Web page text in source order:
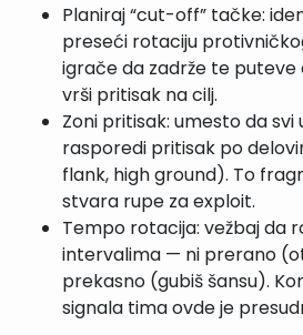
Planiraj “cut-off” tačke:
preseći rotaciju
igrače da zadrže te
vrši pritisak na cilj.
Zoni pritisak: umesto da svi
rasporedi pritisak po
flank, high ground). To
stvara rupe za exploit.
Tempo rotacija: vežbaj da
intervalima — ni prerano
prekasno (gubiš šansu).
signala tima ovde je